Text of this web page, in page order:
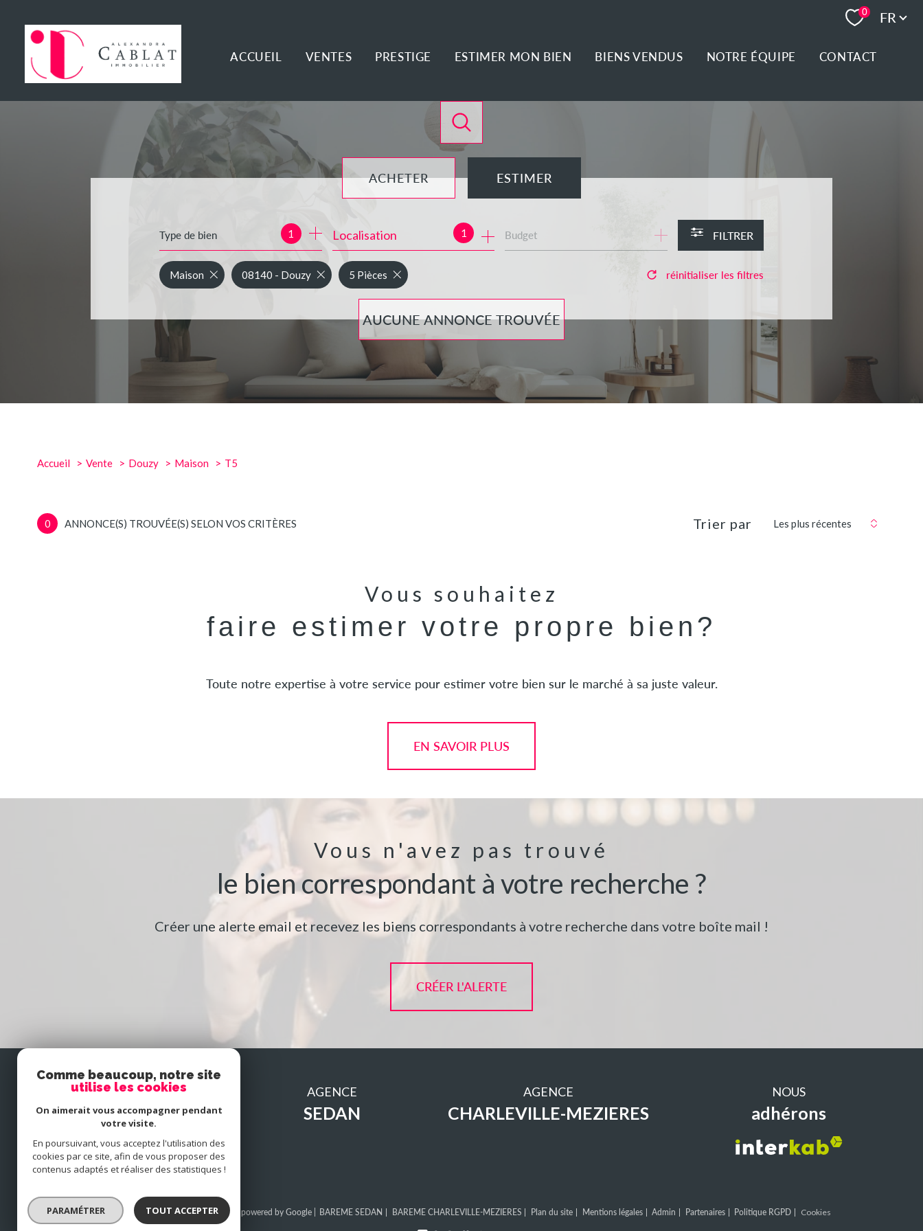
0 FR
ACCUEIL VENTES PRESTIGE ESTIMER MON BIEN BIENS VENDUS NOTRE ÉQUIPE CONTACT
ACHETER
de l'immo pro
ESTIMER
Type de bien 1 1
Localisation Budget FILTRER
AUCUNE ANNONCE TROUVÉE
Maison 08140 - Douzy 5 Pièces réinitialiser les filtres
Accueil Vente Douzy Maison T5
0 ANNONCE(S) TROUVÉE(S) SELON VOS CRITÈRES Trier par Les plus récentes
Vous souhaitez
faire estimer votre propre bien?
Toute notre expertise à votre service pour estimer votre bien sur le marché à sa juste valeur.
EN SAVOIR PLUS
Vous n'avez pas trouvé
le bien correspondant à votre recherche ?
Créer une alerte email et recevez les biens correspondants à votre recherche dans votre boîte mail !
CRÉER L'ALERTE
SE
connecter
espace propriétaire
AGENCE
SEDAN
AGENCE
CHARLEVILLE-MEZIERES
NOUS
adhérons
© 2026 | Tous droits réservés | Traduction powered by Google | BAREME SEDAN BAREME CHARLEVILLE-MEZIERES Plan du site Mentions légales Admin Partenaires Politique RGPD Cookies
Comme beaucoup, notre site
utilise les cookies
On aimerait vous accompagner pendant
votre visite.
En poursuivant, vous acceptez l'utilisation des
cookies par ce site, afin de vous proposer des
contenus adaptés et réaliser des statistiques !
PARAMÉTRER TOUT ACCEPTER